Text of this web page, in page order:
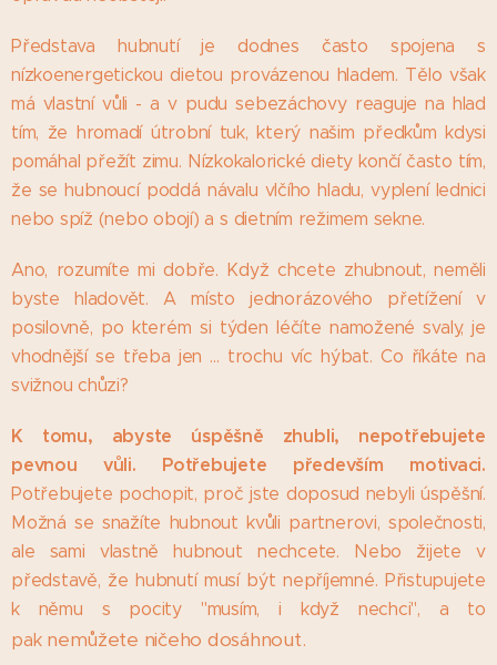
Představa hubnutí je dodnes často spojena s
nízkoenergetickou dietou provázenou hladem. Tělo však
má vlastní vůli - a v pudu sebezáchovy reaguje na hlad
tím, že hromadí útrobní tuk, který našim předkům kdysi
pomáhal přežít zimu. Nízkokalorické diety končí často tím,
že se hubnoucí poddá návalu vlčího hladu, vyplení lednici
nebo spíž (nebo obojí) a s dietním režimem sekne.
Ano, rozumíte mi dobře. Když chcete zhubnout, neměli
byste hladovět. A místo jednorázového přetížení v
posilovně, po kterém si týden léčíte namožené svaly, je
vhodnější se třeba jen ... trochu víc hýbat. Co říkáte na
svižnou chůzi?
K tomu, abyste úspěšně zhubli, nepotřebujete
pevnou vůli. Potřebujete především motivaci.
Potřebujete pochopit, proč jste doposud nebyli úspěšní.
Možná se snažíte hubnout kvůli partnerovi, společnosti,
ale sami vlastně hubnout nechcete. Nebo žijete v
představě, že hubnutí musí být nepříjemné. Přistupujete
k němu s pocity "musím, i když nechci", a to
pak nemůžete ničeho dosáhnout.